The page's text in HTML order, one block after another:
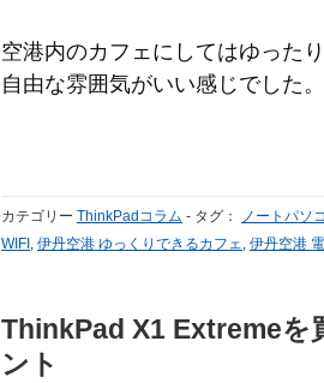
空港内のカフェにしてはゆった
自由な雰囲気がいい感じでした。
カテゴリー ThinkPadコラム - タグ： ノートパソ
WIFI , 伊丹空港 ゆっくりできるカフェ, 伊丹空港
ThinkPad X1 Extremeを
ント